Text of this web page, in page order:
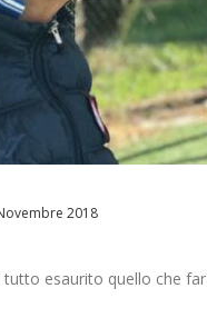
2018
tutto esaurito quello che